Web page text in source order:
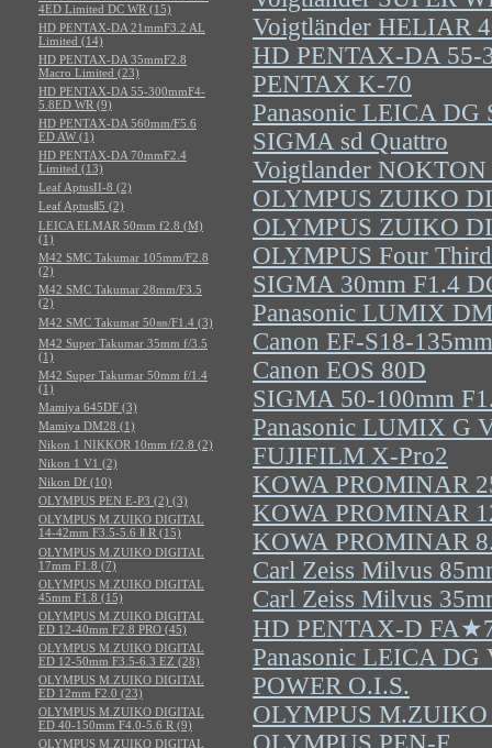
Voigtländer HELIAR
HD PENTAX-DA 55-
PENTAX K-70
Panasonic LEICA
SIGMA sd Quattro
Voigtlander
OLYMPUS ZUIKO
OLYMPUS ZUIKO
OLYMPUS Four
SIGMA 30mm F1.4
Panasonic LUMIX
Canon EF-S18-
Canon EOS 80D
SIGMA 50-100mm
Panasonic LUMIX G
FUJIFILM X-Pro2
KOWA PROMINAR
KOWA PROMINAR
KOWA PROMINAR
Carl Zeiss Milvus
Carl Zeiss Milvus
HD PENTAX-D
Panasonic LEICA
POWER O.I.S.
OLYMPUS
4ED Limited DC WR (15)
HD PENTAX-DA 21mmF3.2 AL
Limited (14)
HD PENTAX-DA 35mmF2.8
Macro Limited (23)
HD PENTAX-DA 55-300mmF4-
5.8ED WR (9)
HD PENTAX-DA 560mm/F5.6
ED AW (1)
HD PENTAX-DA 70mmF2.4
Limited (13)
Leaf AptusII-8 (2)
Leaf AptusⅡ5 (2)
LEICA ELMAR 50mm f2.8 (M)
(1)
M42 SMC Takumar 105mm/F2.8
(2)
M42 SMC Takumar 28mm/F3.5
(2)
M42 SMC Takumar 50㎜/F1.4 (3)
M42 Super Takumar 35mm f/3.5
(1)
M42 Super Takumar 50mm f/1.4
(1)
Mamiya 645DF (3)
Mamiya DM28 (1)
Nikon 1 NIKKOR 10mm f/2.8 (2)
Nikon 1 V1 (2)
Nikon Df (10)
OLYMPUS PEN E-P3 (2) (3)
OLYMPUS M.ZUIKO DIGITAL
14-42mm F3.5-5.6 Ⅱ R (15)
OLYMPUS M.ZUIKO DIGITAL
17mm F1.8 (7)
OLYMPUS M.ZUIKO DIGITAL
45mm F1.8 (15)
OLYMPUS M.ZUIKO DIGITAL
ED 12-40mm F2.8 PRO (45)
OLYMPUS M.ZUIKO DIGITAL
ED 12-50mm F3.5-6.3 EZ (28)
OLYMPUS M.ZUIKO DIGITAL
ED 12mm F2.0 (23)
OLYMPUS M.ZUIKO DIGITAL
ED 40-150mm F4.0-5.6 R (9)
OLYMPUS M.ZUIKO DIGITAL